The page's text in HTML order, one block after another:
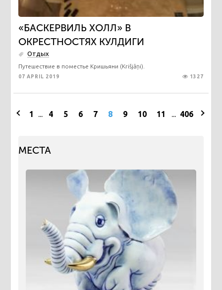
​«БАСКЕРВИЛЬ ХОЛЛ» В
ОКРЕСТНОСТЯХ КУЛДИГИ
Отдых
Путешествие в поместье Кришьяни (Krišjāņi).
07 APRIL 2019 1327
1 ... 4 5 6 7 8 9 10 11 ... 406
МЕСТА